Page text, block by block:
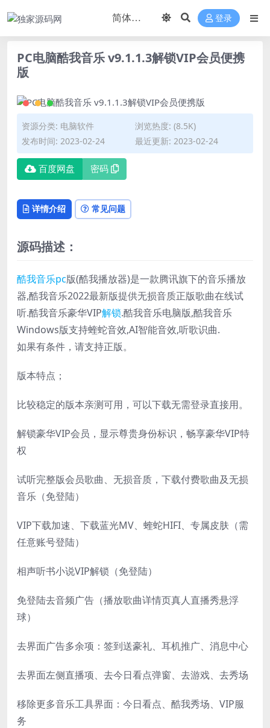
登录
PC电脑酷我音乐 v9.1.1.3解锁VIP会员便携
版
资源分类: 电脑软件
浏览热度: (8.5K)
发布时间: 2023-02-24
最近更新: 2023-02-24
百度网盘 密码
详情介绍 常见问题
源码描述：
酷我音乐pc版(酷我播放器)是一款腾讯旗下的音乐播放
器,酷我音乐2022最新版提供无损音质正版歌曲在线试
听.酷我音乐豪华VIP解锁.酷我音乐电脑版,酷我音乐
Windows版支持蝰蛇音效,AI智能音效,听歌识曲.
如果有条件，请支持正版。
版本特点；
比较稳定的版本亲测可用，可以下载无需登录直接用​。
解锁豪华VIP会员，显示尊贵身份标识，畅享豪华VIP特
权
试听完整版会员歌曲、无损音质，下载付费歌曲及无损
音乐（免登陆）
VIP下载加速、下载蓝光MV、蝰蛇HIFI、专属皮肤（需
任意账号登陆）
相声听书小说VIP解锁（免登陆）
免登陆去音频广告（播放歌曲详情页真人直播秀悬浮
球）
去界面广告多余项：签到送豪礼、耳机推广、消息中心
去界面左侧直播项、去今日看点弹窗、去游戏、去秀场
移除更多音乐工具界面：今日看点、酷我秀场、VIP服
务